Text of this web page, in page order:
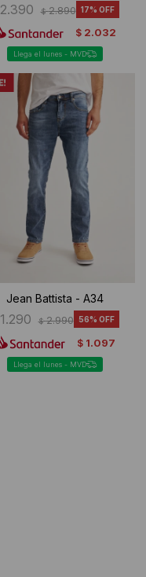
2.390 $ 2.890 17
$ 2.032
Llega el lunes - MVD
Jean Battista - A34
1.290 $ 2.990 56
$ 1.097
Llega el lunes - MVD